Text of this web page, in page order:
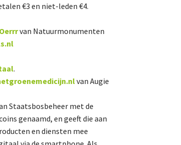
€3 en niet-leden €4.
Oerrrvan Natuurmonumenten
.
van Augie
Staatsbosbeheer met de
genaamd, en geeft die aan
en diensten mee
Pacht
Verdienmodellen
Jacht en fauna